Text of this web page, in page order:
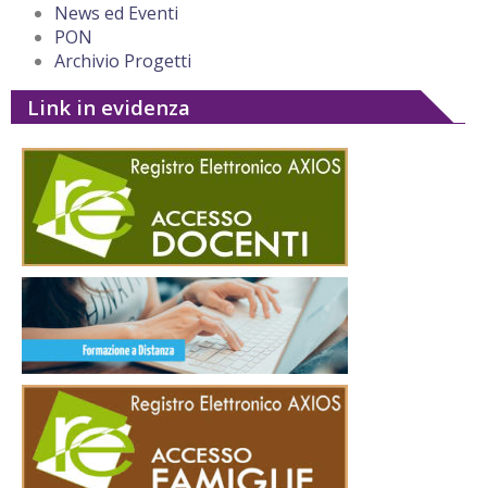
News ed Eventi
PON
Archivio Progetti
Link in evidenza